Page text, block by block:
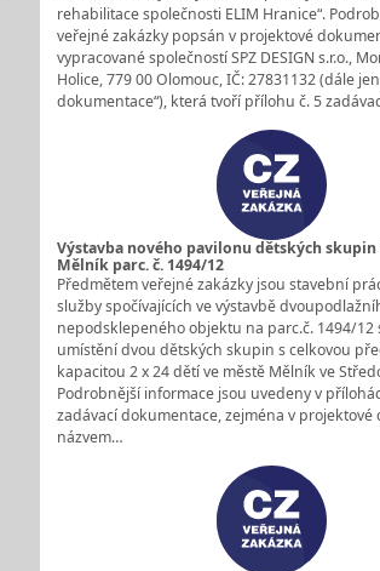
rehabilitace společnosti ELIM Hranice“.
veřejné zakázky popsán v projektové
vypracované společností SPZ DESIGN s.r.o.,
Holice, 779 00 Olomouc, IČ: 27831132 (dále
dokumentace“), která tvoří přílohu č. 5
Výstavba nového pavilonu dětských
Mělník parc. č. 1494/12
Předmětem veřejné zakázky jsou stavební
služby spočívajících ve výstavbě
nepodsklepeného objektu na parc.č. 1494/12
umístění dvou dětských skupin s celkovou
kapacitou 2 x 24 dětí ve městě Mělník ve
Podrobnější informace jsou uvedeny v
zadávací dokumentace, zejména v projektové
názvem…